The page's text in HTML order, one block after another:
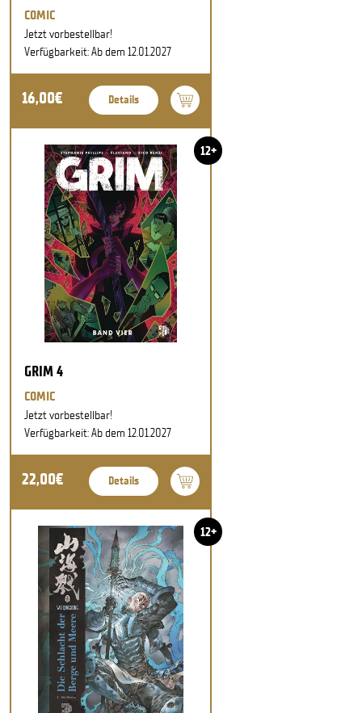
COMIC
Jetzt vorbestellbar!
Verfügbarkeit: Ab dem 12.01.2027
16,00€ Details
12+
GRIM 4
COMIC
Jetzt vorbestellbar!
Verfügbarkeit: Ab dem 12.01.2027
22,00€ Details
12+